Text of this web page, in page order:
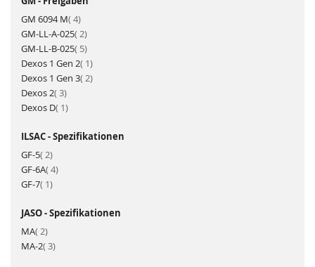
GM 6094 M 4Artikel
GM-LL-A-025 2Artikel
GM-LL-B-025 5Artikel
Dexos 1 Gen 2 1Artikel
Dexos 1 Gen 3 2Artikel
Dexos 2 3Artikel
Dexos D 1Artikel
ILSAC - Spezifikationen
GF-5 2Artikel
GF-6A 4Artikel
GF-7 1Artikel
JASO - Spezifikationen
MA 2Artikel
MA-2 3Artikel